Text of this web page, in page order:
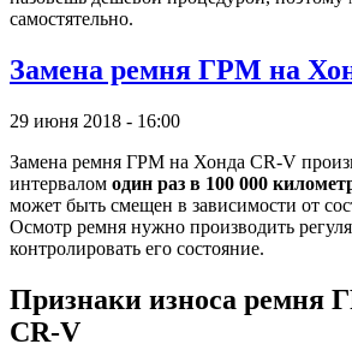
самостятельно.
Замена ремня ГРМ на
29 июня 2018 - 16:00
Замена ремня ГРМ на Хонда CR-V
интервалом один раз в 100 000
может быть смещен в зависимости от
Осмотр ремня нужно производить
контролировать его состояние.
Признаки износа ремня
CR-V